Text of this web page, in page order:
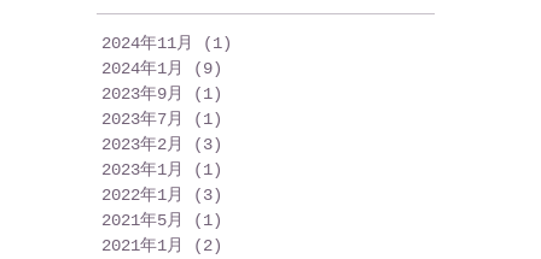
2024年11月 (1)
2024年1月
(9)
2023年9月
(1)
2023年7月
(1)
2023年2月
(3)
2023年1月
(1)
2022年1月
(3)
2021年5月
(1)
2021年1月
(2)